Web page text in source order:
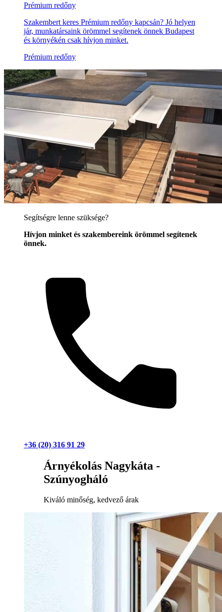
Prémium redőny
Szakembert keres Prémium redőny kapcsán? Jó helyen
jár, munkatársaink örömmel segítenek önnek Budapest
és környékén csak hívjon minket.
Prémium redőny
Segítségre lenne szüksége?
Hívjon minket és szakembereink örömmel segítenek
önnek.
+36 (20) 316 91 29
Árnyékolás Nagykáta -
Szúnyogháló
Kiváló minőség, kedvező árak